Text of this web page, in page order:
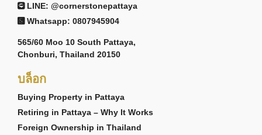
LINE: @cornerstonepattaya
Whatsapp: 0807945904
565/60 Moo 10 South Pattaya,
Chonburi, Thailand 20150
บล็อก
Buying Property in Pattaya
Retiring in Pattaya – Why It Works
Foreign Ownership in Thailand